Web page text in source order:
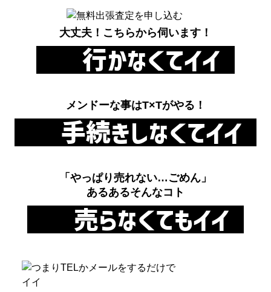
大丈夫！こちらから伺います！
行かなくてイイ
メンドーな事はT×Tがやる！
手続きしなくてイイ
「やっぱり売れない…ごめん」
あるあるそんなコト
売らなくてもイイ